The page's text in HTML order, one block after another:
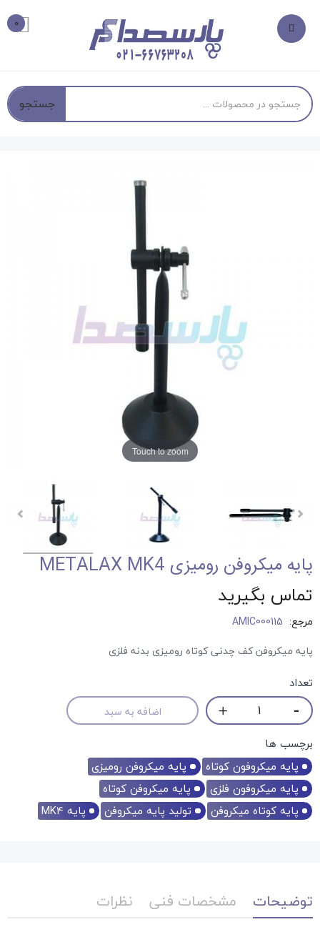
0
جستجو
Touch to zoom
پایه میکروفن رومیزی METALAX MK4
تماس بگیرید
مرجع: AMIC000115
پایه میکروفن کف چدنی کوتاه رومیزی بدنه فلزی
تعداد
اضافه به سبد
برچسب ها
پایه میکروفون کوتاه
پایه میکروفن رومیزی
پایه میکروفون فلزی
پایه میکروفن کوتاه
پایه کوتاه میکروفن
تولید پایه میکروفن پایه MK4
توضیحات مشخصات فنی نظرات